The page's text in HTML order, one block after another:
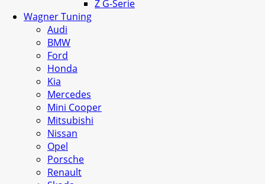
Z G-Serie
Wagner Tuning
Audi
BMW
Ford
Honda
Kia
Mercedes
Mini Cooper
Mitsubishi
Nissan
Opel
Porsche
Renault